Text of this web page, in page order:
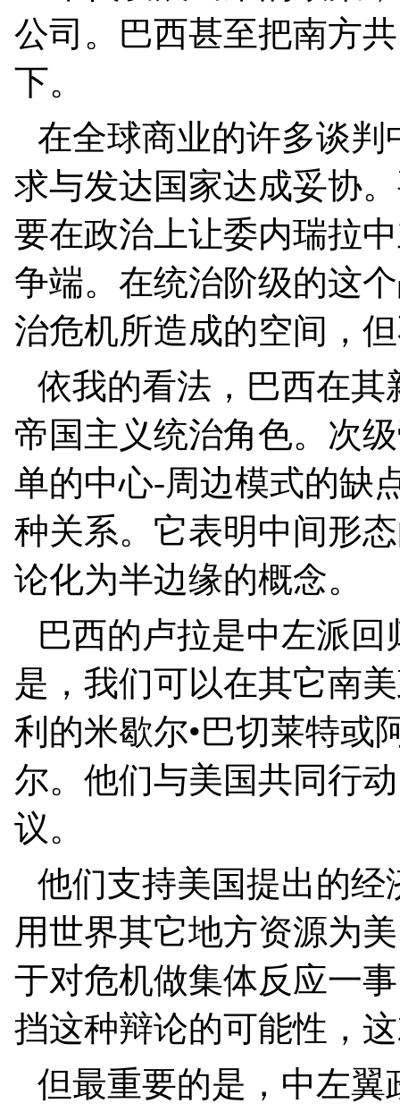
公司。巴西甚至把南方
下。
在全球商业的许多谈
求与发达国家达成妥协
要在政治上让委内瑞拉
争端。在统治阶级的这
治危机所造成的空间，
依我的看法，巴西在
帝国主义统治角色。次
单的中心-周边模式的缺
种关系。它表明中间形
论化为半边缘的概念。
巴西的卢拉是中左派
是，我们可以在其它南
利的米歇尔•巴切莱特或
尔。他们与美国共同行
议。
他们支持美国提出的
用世界其它地方资源为
于对危机做集体反应一
挡这种辩论的可能性，
但最重要的是，中左